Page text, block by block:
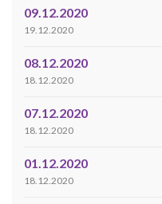
09.12.2020
19.12.2020
08.12.2020
18.12.2020
07.12.2020
18.12.2020
01.12.2020
18.12.2020